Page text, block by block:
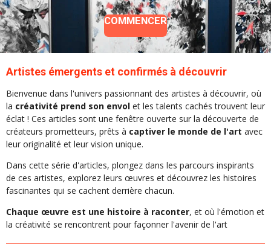
COMMENCER
Artistes émergents et confirmés à découvrir
Bienvenue dans l'univers passionnant des artistes à découvrir, où
la créativité prend son envol et les talents cachés trouvent leur
éclat ! Ces articles sont une fenêtre ouverte sur la découverte de
créateurs prometteurs, prêts à captiver le monde de l'art avec
leur originalité et leur vision unique.
Dans cette série d'articles, plongez dans les parcours inspirants
de ces artistes, explorez leurs œuvres et découvrez les histoires
fascinantes qui se cachent derrière chacun.
Chaque œuvre est une histoire à raconter, et où l'émotion et
la créativité se rencontrent pour façonner l'avenir de l'art